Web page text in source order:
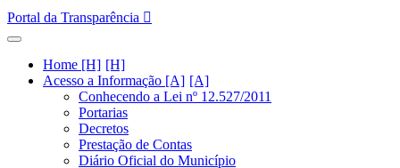
Portal da Transparência
Home [H]
Acesso a Informação [A]
Conhecendo a Lei nº 12.527/2011
Portarias
Decretos
Prestação de Contas
Diário Oficial do Município